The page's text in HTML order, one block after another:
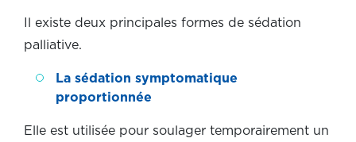
Il existe deux principales formes de sédation
palliative.
La sédation symptomatique
proportionnée
Elle est utilisée pour soulager temporairement un